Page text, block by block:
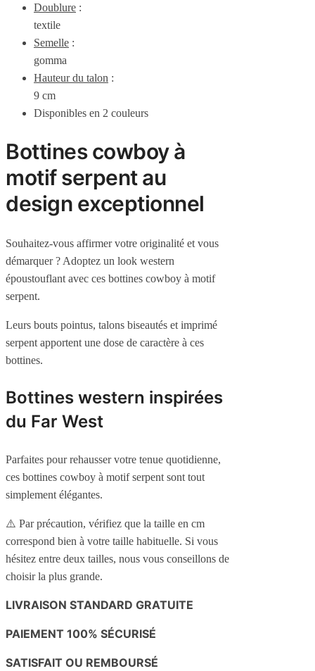
Doublure :
textile
Semelle :
gomma
Hauteur du talon :
9 cm
Disponibles en 2 couleurs
Bottines cowboy à
motif serpent au
design exceptionnel
Souhaitez-vous affirmer votre originalité et vous
démarquer ? Adoptez un look western
époustouflant avec ces bottines cowboy à motif
serpent.
Leurs bouts pointus, talons biseautés et imprimé
serpent apportent une dose de caractère à ces
bottines.
Bottines western inspirées
du Far West
Parfaites pour rehausser votre tenue quotidienne,
ces bottines cowboy à motif serpent sont tout
simplement élégantes.
⚠️ Par précaution, vérifiez que la taille en cm
correspond bien à votre taille habituelle. Si vous
hésitez entre deux tailles, nous vous conseillons de
choisir la plus grande.
LIVRAISON STANDARD GRATUITE
PAIEMENT 100% SÉCURISÉ
SATISFAIT OU REMBOURSÉ